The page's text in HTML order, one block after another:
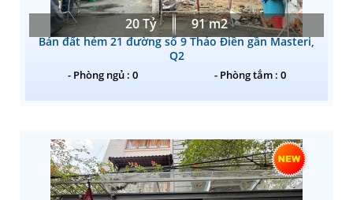
20 Tỷ 91 m2
Bán đất hẻm 21 đường số 9 Thảo Điền gần Masteri,
Q2
- Phòng ngủ : 0 - Phòng tắm : 0